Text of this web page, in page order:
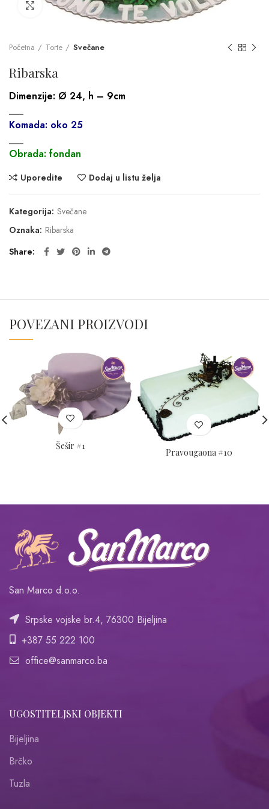
Click to enlarge
Početna Torte Svečane
Ribarska
Dimenzije: Ø 24, h – 9cm
___
Komada: oko 25
Obrada: fondan
Uporedite Dodaj u listu želja
Kategorija: Svečane
Oznaka: Ribarska
Share
POVEZANI PROIZVODI
Šešir #1
Pravougaona #10
San Marco d.o.o.
Srpske vojske br.4, 76300 Bijeljina
+387 55 222 100
office@sanmarco.ba
UGOSTITELJSKI OBJEKTI
Bijeljina
Brčko
Tuzla